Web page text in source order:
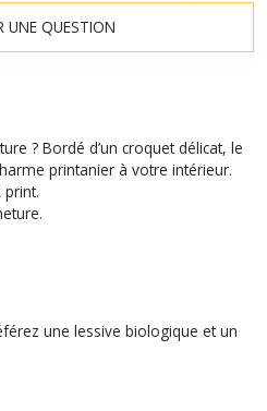
QUESTION
? Bordé d’un croquet délicat, le
printanier à votre intérieur.
print.
une lessive biologique et un